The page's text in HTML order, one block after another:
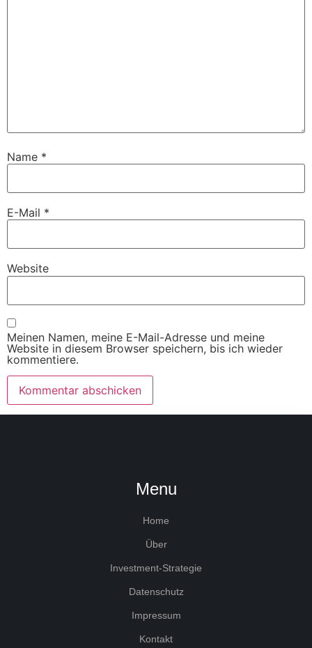
Name *
E-Mail *
Website
Meinen Namen, meine E-Mail-Adresse und meine
Website in diesem Browser speichern, bis ich wieder
kommentiere.
Menu
Home
Über
Investment-Strategie
Datenschutz
Impressum
Kontakt